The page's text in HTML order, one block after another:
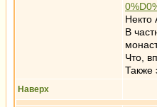
Некто
В
Что,
Также
Наверх